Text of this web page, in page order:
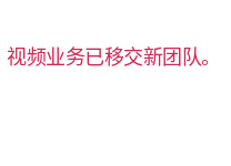
频业务已移交新团队。